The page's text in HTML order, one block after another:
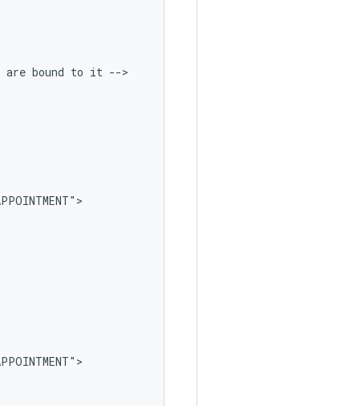
are bound to it